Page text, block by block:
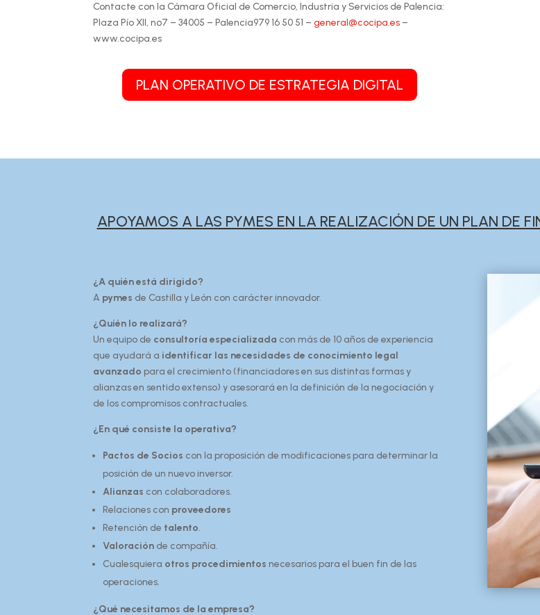
Contacte con la Cámara Oficial de Comercio, Industria y Servicios de Palencia:
Plaza Pío XII, nº7 – 34005 – Palencia979 16 50 51 –general@cocipa.es –
www.cocipa.es
PLAN OPERATIVO DE ESTRATEGIA DIGITAL
APOYAMOS A LAS PYMES EN LA REALIZACIÓN DE UN PLAN DE
¿A quién está dirigido?
A pymes de Castilla y León con carácter innovador.
¿Quién lo realizará?
Un equipo de consultoría especializada con más de 10 años de experiencia
que ayudará a identificar las necesidades de conocimiento legal
avanzado para el crecimiento (financiadores en sus distintas formas y
alianzas en sentido extenso) y asesorará en la definición de la negociación y
de los compromisos contractuales.
¿En qué consiste la operativa?
Pactos de Socios con la proposición de modificaciones para determinar la
posición de un nuevo inversor.
Alianzas con colaboradores.
Relaciones con proveedores
Retención de talento.
Valoración de compañía.
Cualesquiera otros procedimientos necesarios para el buen fin de las
operaciones.
¿Qué necesitamos de la empresa?